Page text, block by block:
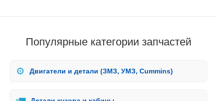
Популярные категории запчастей
⚙️ Двигатели и детали (ЗМЗ, УМЗ, Cummins)